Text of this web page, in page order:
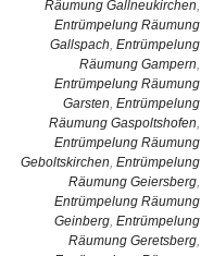
Räumung Gallneukirchen,
Entrümpelung Räumung
Gallspach, Entrümpelung
Räumung Gampern,
Entrümpelung Räumung
Garsten, Entrümpelung
Räumung Gaspoltshofen,
Entrümpelung Räumung
Geboltskirchen, Entrümpelung
Räumung Geiersberg,
Entrümpelung Räumung
Geinberg, Entrümpelung
Räumung Geretsberg,